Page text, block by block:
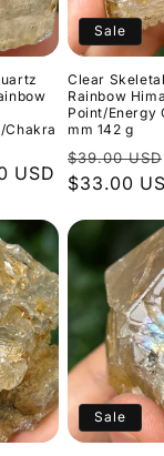
Chakra
USD
Sale
Clear
Rainbow
Point/Energy
mm 142 g
Normaler
Preis
$39.00 USD
$33.00
Sale